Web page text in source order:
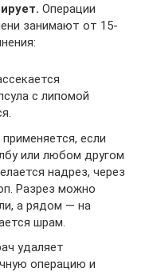
Операции
занимают от 15-
с липомой
если
или любом другом
надрез, через
Разрез можно
а рядом — на
шрам.
удаляет
операцию и